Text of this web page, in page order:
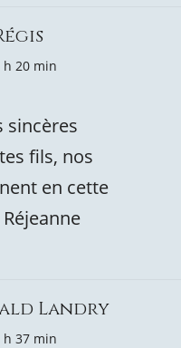
h 20 min
sincères
fils, nos
en cette
Landry
h 37 min